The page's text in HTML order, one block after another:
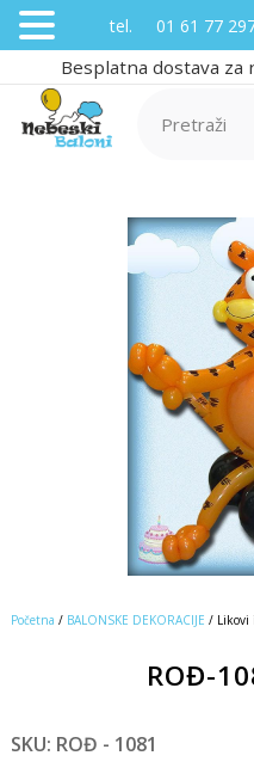
Besplatna dostava za
Početna / BALONSKE DEKORACIJE / Likovi
ROĐ-
SKU: ROĐ - 1081
tel. 01 61 77